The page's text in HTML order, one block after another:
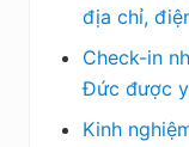
địa chỉ,
Check-in
Đức được
Kinh